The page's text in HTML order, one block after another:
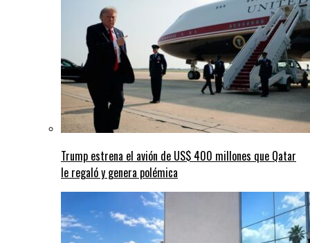
Trump estrena el avión de US$ 400 millones que Qatar
le regaló y genera polémica